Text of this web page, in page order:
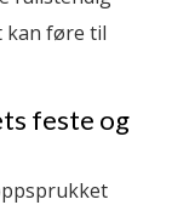
kan føre til
feste og